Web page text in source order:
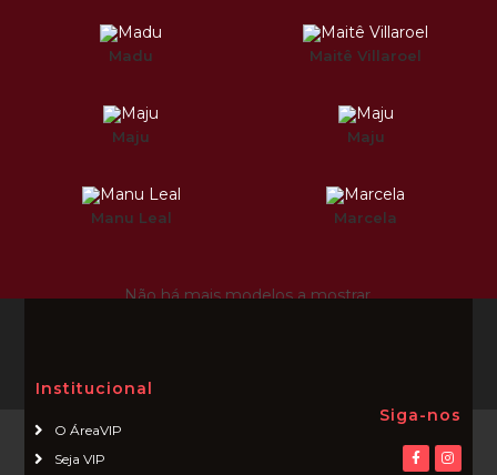
Madu Maitê Villaroel
Maju Maju
Manu Leal Marcela
Não há mais modelos a mostrar.
Institucional
O ÁreaVIP
Seja VIP
Siga-nos